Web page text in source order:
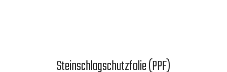
Steinschlagschutzfolie (PPF)